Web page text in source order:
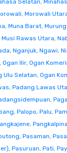
Selatan,
, Morowali
, Muna Barat,
Musi Rawas Utara,
, Nganjuk, Ngawi,
, Ogan Ilir, Ogan
Ulu Selatan, Ogan
, Padang Lawas
,
, Palopo, Palu,
,
, Pasaman,
, Pasuruan, Pati,